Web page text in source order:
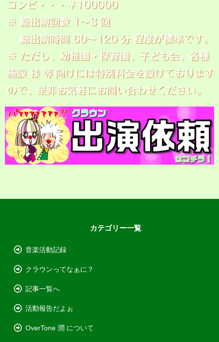
カテゴリー一覧
音楽活動記録
クラウンってなぁに？
記事一覧へ
活動報告だよぉ
OverTone 潤 について